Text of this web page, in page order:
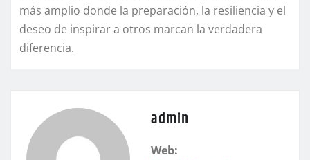
más amplio donde la preparación, la resiliencia y el
deseo de inspirar a otros marcan la verdadera
diferencia.
admin
Web: